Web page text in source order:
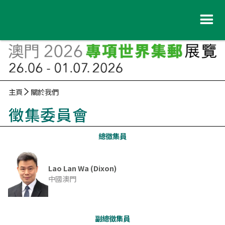
主頁 關於我們
徵集委員會
總徵集員
Lao Lan Wa (Dixon)
中國澳門
副總徵集員